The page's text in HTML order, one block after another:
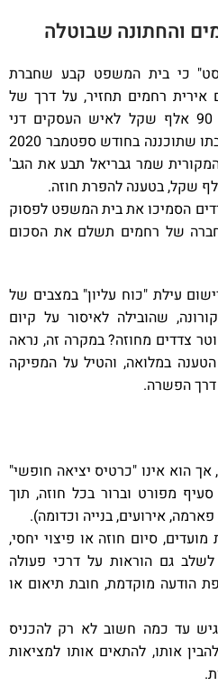
והחתונה שבוטלה
כי בית המשפט קבע שחברת
אירית רחמים תחזיר, על דרך של
פשרה, מקדמה שקיבלה בסך 90 אלף שקל לאיש העסקים דני
גבריאל, בעקבות ביטול חתונת בתו שתוכננה בחודש ספטמבר 2020
שמר גבריאל תבע את הגב'
הסמיכו את בית המשפט לפסוק
של רחמים תשלם את הסכום
עילת "כוח עליון" במצבים של
שהובילה לאיסור על קיום
צדדים מחוזה? במקרה זה, נראה
במלואה, והטיל על המפיקה
דרך הפשרה.
אך הוא אינו "כרטיס יציאה חופשי"
מפורט וברור בכל חוזה, תוך
אירועים, בנייה וכדומה).
מועדים, סיום חוזה או פיצוי יחסי,
גם הוראות על דרכי פעולה
הודעה מוקדמת, חובת תיאום או
עד כמה חשוב לא רק להכניס
אותו, להתאים אותו למציאות